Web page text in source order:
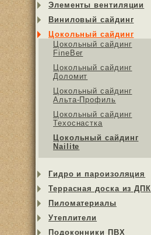
Элементы вентиляции
Виниловый сайдинг
Цокольный сайдинг
Цокольный сайдинг
FineBer
Цокольный сайдинг
Доломит
Цокольный сайдинг
Альта-Профиль
Цокольный сайдинг
Техоснастка
Цокольный сайдинг
Nailite
Гидро и пароизоляция
Террасная доска из ДПК
Пиломатериалы
Утеплители
Подоконники ПВХ